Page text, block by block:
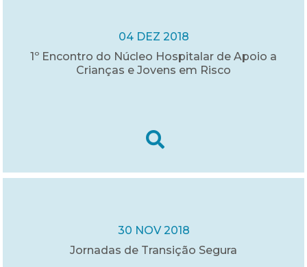
04 DEZ 2018
1º Encontro do Núcleo Hospitalar de Apoio a
Crianças e Jovens em Risco
30 NOV 2018
Jornadas de Transição Segura